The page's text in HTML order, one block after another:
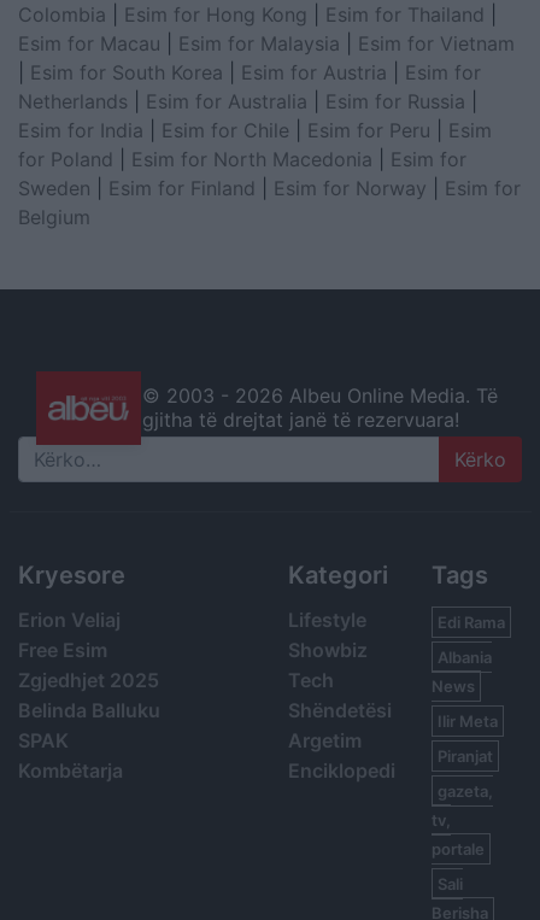
Colombia
Esim for Hong Kong Esim for Thailand
Esim for Macau
Esim for Malaysia
Esim for Vietnam
Esim for South Korea Esim for Austria
Esim for
Netherlands
Esim for Australia Esim for Russia
Esim for India
Esim for Chile Esim for Peru
Esim
for Poland
Esim for North Macedonia
Esim for
Sweden
Esim for Finland Esim for Norway
Esim for
Belgium
© 2003 - 2026 Albeu Online Media. Të
gjitha të drejtat janë të rezervuara!
Search
Kryesore
Erion Veliaj
Free Esim
Zgjedhjet 2025
Belinda Balluku
SPAK
Kombëtarja
Kategori
Lifestyle
Showbiz
Tech
Shëndetësi
Argetim
Enciklopedi
Tags
Edi Rama
Albania
News
Ilir Meta
Piranjat
gazeta,
tv,
portale
Sali
Berisha